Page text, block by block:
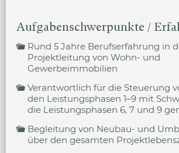
Aufgabenschwerpunkte /
Rund 5 Jahre Berufserfahrung in
Projektleitung von Wohn- und
Gewerbeimmobilien
Verantwortlich für die Steuerung
den Leistungsphasen 1–9 mit
die Leistungsphasen 6, 7 und 9
Begleitung von Neubau- und
über den gesamten